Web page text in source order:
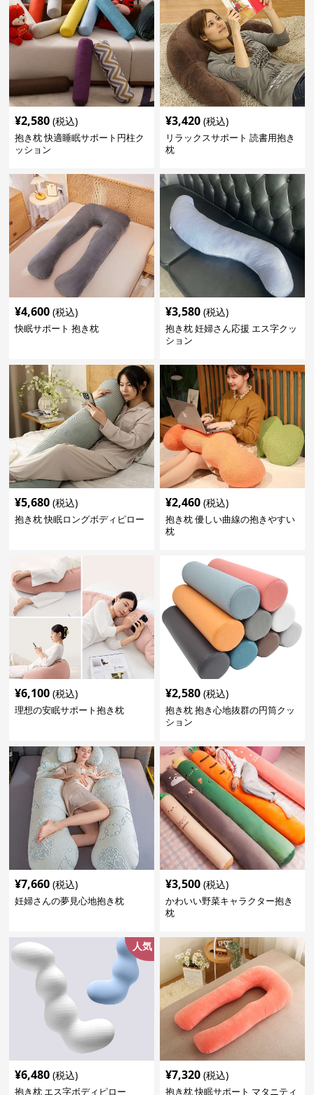
¥2,580 (税込)
抱き枕 快適睡眠サポート円柱ク
ッション
¥3,420 (税込)
リラックスサポート 読書用抱き
枕
¥4,600 (税込)
快眠サポート 抱き枕
¥3,580 (税込)
抱き枕 妊婦さん応援 エス字クッ
ション
¥5,680 (税込)
抱き枕 快眠ロングボディピロー
¥2,460 (税込)
抱き枕 優しい曲線の抱きやすい
枕
¥6,100 (税込)
理想の安眠サポート抱き枕
¥2,580 (税込)
抱き枕 抱き心地抜群の円筒クッ
ション
¥7,660 (税込)
妊婦さんの夢見心地抱き枕
¥3,500 (税込)
かわいい野菜キャラクター抱き
枕
人気
¥6,480 (税込)
抱き枕 エス字ボディピロー
¥7,320 (税込)
抱き枕 快眠サポート マタニティ